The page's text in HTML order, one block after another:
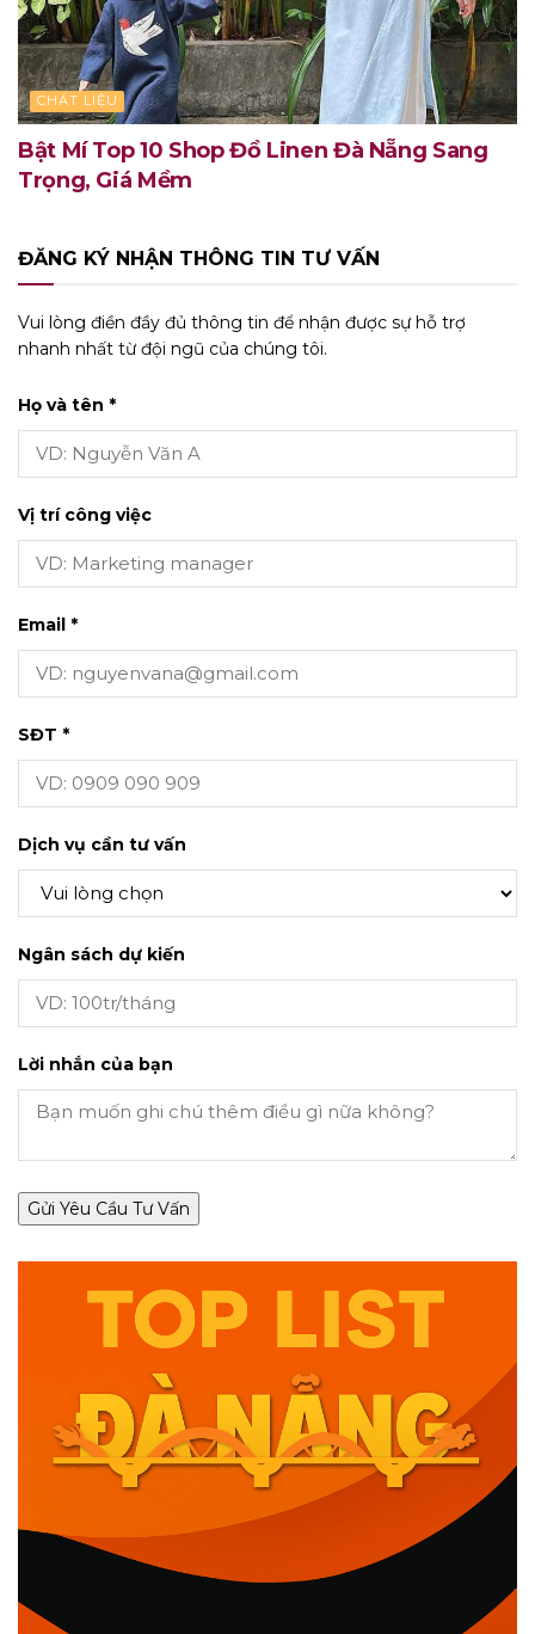
CHẤT LIỆU
Bật Mí Top 10 Shop Đồ Linen Đà Nẵng Sang
Trọng, Giá Mềm
ĐĂNG KÝ NHẬN THÔNG TIN TƯ VẤN
Vui lòng điền đầy đủ thông tin để nhận được sự hỗ trợ
nhanh nhất từ đội ngũ của chúng tôi.
Họ và tên *
Vị trí công việc
Email *
SĐT *
Dịch vụ cần tư vấn
Ngân sách dự kiến
Lời nhắn của bạn
Gửi Yêu Cầu Tư Vấn